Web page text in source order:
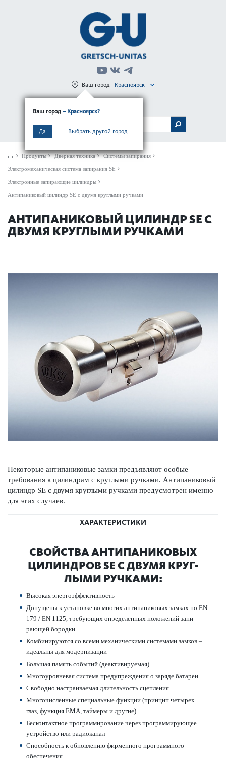
Ваш город – Красноярск?
Да Выбрать другой город
Ваш город Красноярск
МЕНЮ
Продукты Дверная техника Системы запирания
Электромеханическая система запирания SE
Электронные запирающие цилиндры
Антипаниковый цилиндр SE с двумя круглыми ручками
АНТИПАНИКОВЫЙ ЦИЛИНДР SE С
ДВУМЯ КРУГЛЫМИ РУЧКАМИ
Нек­оторые антипани­к­овые замки предъявляют особые
требования к цилиндрам с круг­лыми руч­ками. Антипани­к­овый
цилиндр SE с двумя круг­лыми руч­ками предус­мотрен именно
для этих случаев.
ХАРАКТЕРИСТИКИ
СВОЙСТВА АНТИПАНИ­К­ОВЫХ
ЦИЛИНДРОВ SE С ДВУМЯ КРУГ­
ЛЫМИ РУЧ­КАМИ:
Выс­окая энергоэффективность
Допущены к установке во многих антипани­к­овых замках по EN
179 / EN 1125, требующих опреде­л­енных пол­ожений запи­
рающей бор­одки
Комб­инируются со всеми механичес­кими сис­темами замков –
идеальны для модернизации
Большая память событий (деактив­ируемая)
Многоур­овневая сис­тема предупрежд­ения о заряде бат­ареи
Свободно наст­раиваемая длительность сцеп­ления
Многочис­ленные специальные функции (принцип чет­ырех
глаз, функция EMA, таймеры и другие)
Бес­к­онтактное программирование через программирующее
устройство или радио­к­анал
Спосо­бность к обнов­лению фирменного программного
обеспечения